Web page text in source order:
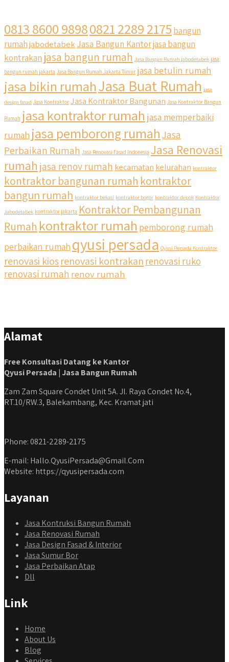
0813 8600 98980821 2289 2175 bangun
rumahjabodetabek Jasa Bangun Kantorjasa bangun
kontrakan jasa bangun rumah Jasa Bangun Rumah jabodetabek jasa
bangun rumah jakarta Jasa Bangun Rumah Jakarta Timur jasa betulin rumah
jasa bikin rumahJasa Buat Rumah jasa
design fasad Jasa Kontraktor Jasa Kontraktor Bangunan Jasa Kontraktor Bangun
Rumah jasa kontraktor rumah jasa memperbaiki
rumah jasa pemborong rumahJasa
Perbaikan Rumah Jasa Renovasi Fasad Indonesia Jasa Renovasi
rumah jasa renov rumah kecamatan kelurahan kontraktor
kontraktor bangunan rumah kontraktor
bangun rumah kontraktor bekasi kontraktor bogor kontraktor depok Kontraktor
Jabodetabek kontraktor jakarta Kontraktor Pembangunan
Rumah kontraktor rumah pemborong rumah
perbaikan rumah qyusi persada Qyusi Persada Kontraktor
renovasi kiosrenovasi kontrakanrenovasi ruko
renovasi rumah renov rumah
Alamat
Free Konsultasi Datang ke Kantor
Qyusi Persada | Jasa Bangun Rumah
Zam Zam Square Condet Unit 5A. Jl. Raya Condet No.4,
RT.10/RW.3, Balekambang, Kec. Kramat jati
Phone: 0821-2289-2175
E-mail: Hallo.QyusiPersada@Gmail.Com
Website: https://qyusipersada.com
Layanan
Jasa Kontruksi Bangun Rumah
Jasa Renovasi Rumah
Jasa Design Fasad & Interior
Jasa Sumur Bor
Jasa Perbaikan Atap
Dll
Link
Home
About Us
Blog